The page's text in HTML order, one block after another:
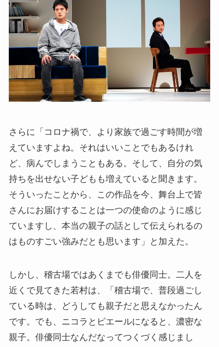
さらに「コロナ禍で、より家族で過ごす時間が増
えていますよね。それはいいことでもあるけれ
ど、病んでしまうこともある。そして、自分の気
持ちを出せない子どもも増えていると聞きます。
そういったことから、この作品を今、舞台上で皆
さんにお届けすることは一つの使命のように感じ
ていますし、本当の親子の話として伝えられるの
はものすごい強みだとも思います」と加えた。
しかし、稽古場ではあくまでも俳優同士。二人を
近くで見てきた若村は、「稽古場で、普段過ごし
ている時は、どうしても親子だと思えなかったん
です。でも、ニコラとピエールになると、濃密な
親子。俳優同士なんだなってつくづく感じまし